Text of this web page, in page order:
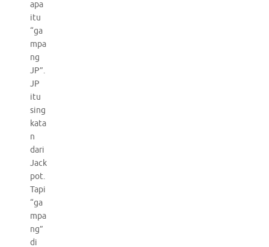
apa
itu
“ga
mpa
ng
JP”.
JP
itu
sing
kata
n
dari
Jack
pot.
Tapi
“ga
mpa
ng”
di